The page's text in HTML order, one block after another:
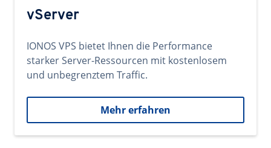
vServer
IONOS VPS bietet Ihnen die Performance
starker Server-Ressourcen mit kostenlosem
und unbegrenztem Traffic.
Mehr erfahren